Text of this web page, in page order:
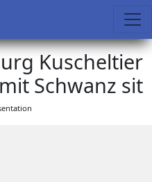
Kuscheltier
Schwanz sit